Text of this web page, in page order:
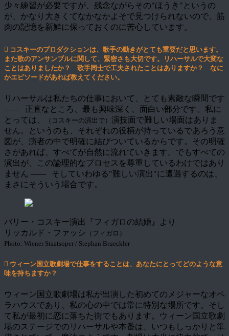
少々練習が必要ですが、残念ながらその"ほうき"というの
が、かなり大きくてなかなかよそで見つけられないので、筋
肉の記憶を新鮮に保っておくのに苦心しています。
コスキーのプロダクションは、歌手の動きがとても重要だと思います。
また歌のアンサンブルに関して、緊密さも大切です。リハーサルで大変な
ことはありましたか？ 歌手同士で工夫されたことはありますか？ なに
かエピソードがあれば教えてください。
リハーサルは私たちの仕事において、とても素敵な瞬間です
――
正直なところ、最も興味深く、面白い部分です。私に
とっては、
（コスキーの演出で） 演技面で難しい場面はありま
せん。というのも、それぞれの役柄が持っているであろう意
図が、演者の中で明確に結びついているからです。その明確
さがあれば、すべてが自然に流れていきます。でもすべての
演出が、この論理的なプロセスを尊重しているわけではあり
ません ――
そしていわゆる"難しい演出"に遭遇するのは、
まさにそういう場合です。
バリー・コスキー演出『フィガロの結婚』より
リッカルド・ファッシ （フィガロ）
Photo: Wiener Staatsoper / Stephan Brueckler
ウィーン国立歌劇場で仕事をすることは、あなたにとってどのような意
味を持ちますか？
ウィーン国立歌劇場は私が出演した初めてのメジャーなオペ
ラハウスであり、私の心の中では常に特別な場所です。そし
て私が最初に恋に落ちた街でもあります。ウィーン国立歌劇
場のステージでのリハーサルや本番は、いつもしっかりと準